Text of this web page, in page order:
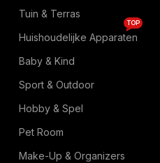
Tuin & Terras
Huishoudelijke Apparaten
TOP
Baby & Kind
Sport & Outdoor
Hobby & Spel
Pet Room
Make-Up & Organizers